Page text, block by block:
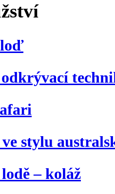
stylu
– koláž